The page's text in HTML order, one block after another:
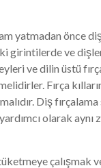
yatmadan önce
girintilerde ve
ve dilin üstü
Fırça
Diş
olarak
çalışmak